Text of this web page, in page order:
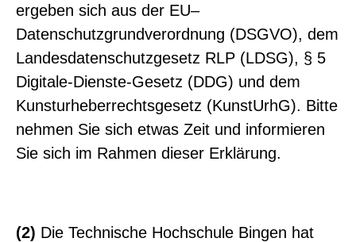
ergeben sich aus der EU–
Datenschutzgrundverordnung (DSGVO), dem
Landesdatenschutzgesetz RLP (LDSG), § 5
Digitale-Dienste-Gesetz (DDG) und dem
Kunsturheberrechtsgesetz (KunstUrhG). Bitte
nehmen Sie sich etwas Zeit und informieren
Sie sich im Rahmen dieser Erklärung.
(2) Die Technische Hochschule Bingen hat